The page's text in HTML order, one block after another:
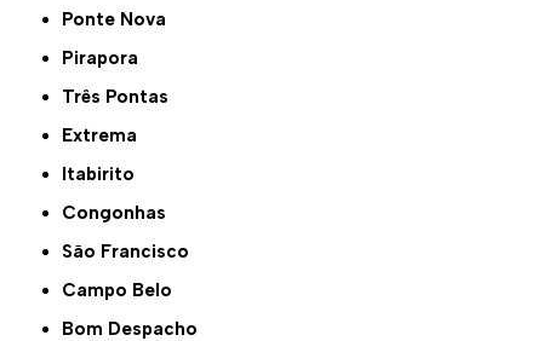
Ponte Nova
Pirapora
Três Pontas
Extrema
Itabirito
Congonhas
São Francisco
Campo Belo
Bom Despacho